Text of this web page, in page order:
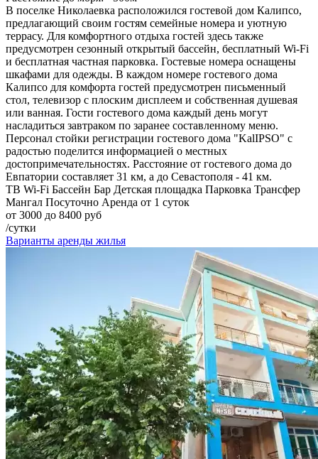
В поселке Николаевка расположился гостевой дом Калипсо,
предлагающий своим гостям семейные номера и уютную
террасу. Для комфортного отдыха гостей здесь также
предусмотрен сезонный открытый бассейн, бесплатный Wi-Fi
и бесплатная частная парковка. Гостевые номера оснащены
шкафами для одежды. В каждом номере гостевого дома
Калипсо для комфорта гостей предусмотрен письменный
стол, телевизор с плоским дисплеем и собственная душевая
или ванная. Гости гостевого дома каждый день могут
насладиться завтраком по заранее составленному меню.
Персонал стойки регистрации гостевого дома "KalIPSO" с
радостью поделится информацией о местных
достопримечательностях. Расстояние от гостевого дома до
Евпатории составляет 31 км, а до Севастополя - 41 км.
ТВ Wi-Fi Бассейн Бар Детская площадка Парковка Трансфер
Мангал Посуточно Аренда от 1 суток
от 3000 до 8400 руб
/сутки
Варианты аренды жилья